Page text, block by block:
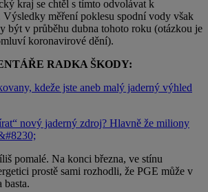
kraj se chtěl s tímto odvolávat k
měření poklesu spodní vody však
být v průběhu dubna tohoto roku (otázkou je
koronavirové dění).
RADKA ŠKODY:
kdeže jste aneb malý jaderný výhled
nový jaderný zdroj? Hlavně že miliony
pomalé. Na konci března, ve stínu
prostě sami rozhodli, že PGE může v
basta.